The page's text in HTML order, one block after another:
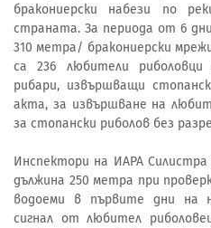
бракониерски набези по
страната. За периода от 6
310 метра/ бракониерски
са 236 любители риболовци
рибари, извършващи
акта, за извършване на
за стопански риболов без
Инспектори на ИАРА Силистра
дължина 250 метра при
водоеми в първите дни на
сигнал от любител